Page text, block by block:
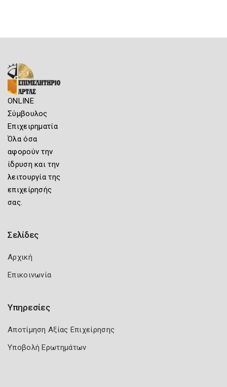
ONLINE
Σύμβουλος
Επιχειρηματία
Όλα όσα
αφορούν την
ίδρυση και την
λειτουργία της
επιχείρησής
σας.
Σελίδες
Αρχική
Επικοινωνία
Υπηρεσίες
Αποτίμηση Αξίας Επιχείρησης
Υποβολή Ερωτημάτων